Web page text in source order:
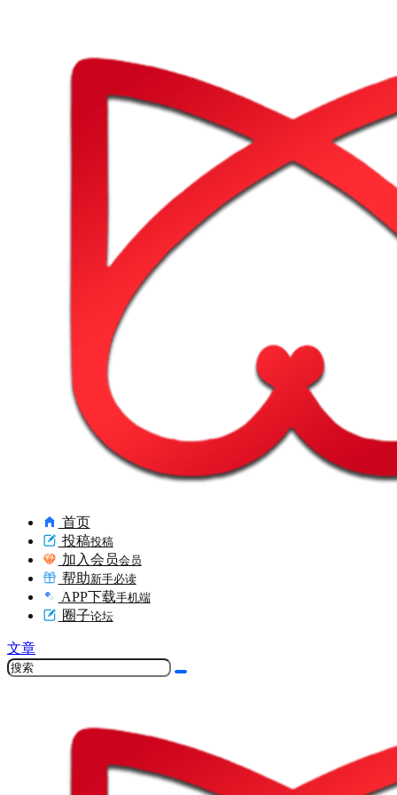
首页
投稿投稿
加入会员会员
帮助新手必读
APP下载手机端
圈子论坛
文章